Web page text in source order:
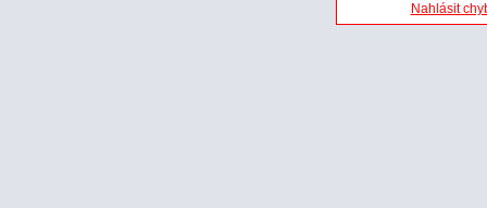
Nahlásit